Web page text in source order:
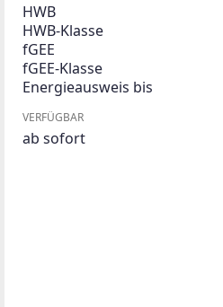
HWB
HWB-Klasse
fGEE
fGEE-Klasse
Energieausweis bis
VERFÜGBAR
ab sofort